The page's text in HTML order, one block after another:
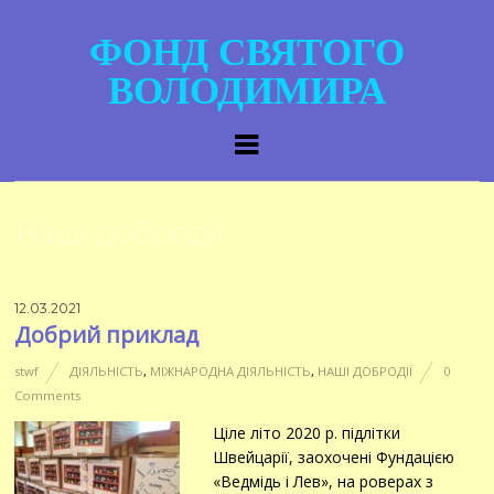
ФОНД СВЯТОГО
ВОЛОДИМИРА
12.03.2021
Добрий приклад
stwf ДІЯЛЬНІСТЬ, МІЖНАРОДНА ДІЯЛЬНІСТЬ, НАШІ ДОБРОДІЇ
0
Comments
Ціле літо 2020 р. підлітки
Швейцарії, заохочені Фундацією
«Ведмідь і Лев», на роверах з